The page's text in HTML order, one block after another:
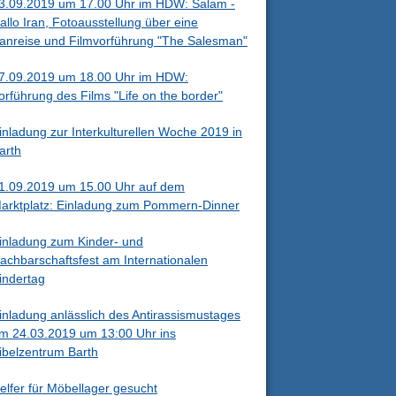
um 17.00 Uhr im HDW: Salam -
Iran, Fotoausstellung über eine
und Filmvorführung "The Salesman"
um 18.00 Uhr im HDW:
des Films "Life on the border"
zur Interkulturellen Woche 2019 in
um 15.00 Uhr auf dem
Einladung zum Pommern-Dinner
zum Kinder- und
am Internationalen
anlässlich des Antirassismustages
24.03.2019 um 13:00 Uhr ins
Barth
für Möbellager gesucht